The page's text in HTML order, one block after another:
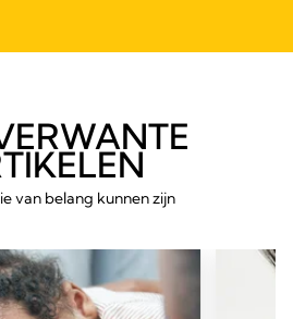
van belang kunnen zijn